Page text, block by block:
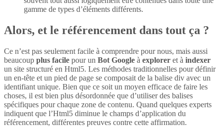
gamme de types d’éléments différents.
Alors, et le référencement dans tout ça ?
Ce n’est pas seulement facile à comprendre pour nous, mais aussi
beaucoup plus facile pour un Bot Google à explorer et à indexer
un site structuré en Html5. Les méthodes traditionnelles pour définir
un en-tête et un pied de page se composait de la balise div avec un
identifiant unique. Bien que ce soit un moyen efficace de faire les
choses, il est bien plus désordonnée que d’utiliser des balises
spécifiques pour chaque zone de contenu. Quand quelques experts
indiquent que l’Html5 diminue le champs d’application du
référencement, différentes preuves contre cette affirmation.